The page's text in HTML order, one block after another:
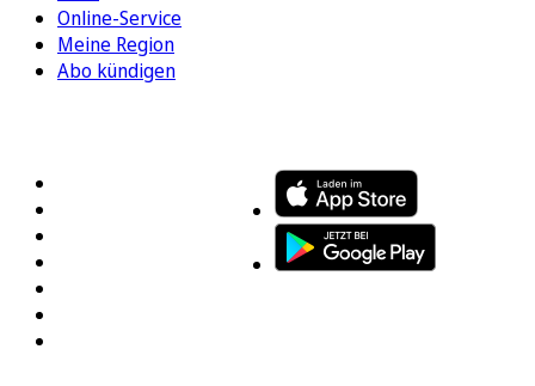
Online-Service
Meine Region
Abo kündigen